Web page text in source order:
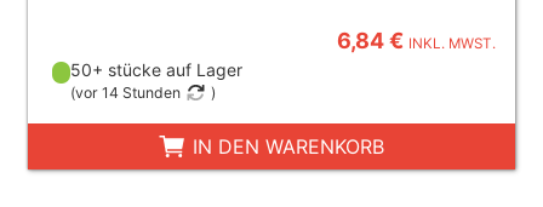
6,84 € INKL. MWST.
50+ stücke auf Lager
(vor 14 Stunden )
IN DEN WARENKORB